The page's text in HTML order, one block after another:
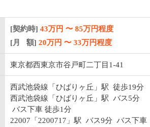
[契約時] 43万円 〜 85万円程度
[月 額] 20万円 〜 33万円程度
東京都西東京市谷戸町二丁目1-41
西武池袋線「ひばりヶ丘」駅 徒歩19分
西武池袋線「ひばりヶ丘」駅 バス5分
バス下車 徒歩1分
22007「2200717」駅 バス9分 バス下車